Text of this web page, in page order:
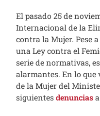
El pasado 25 de
Internacional de la
contra la Mujer. Pese
una Ley contra el
serie de normativas,
alarmantes. En lo que
de la Mujer del
siguientesdenuncias